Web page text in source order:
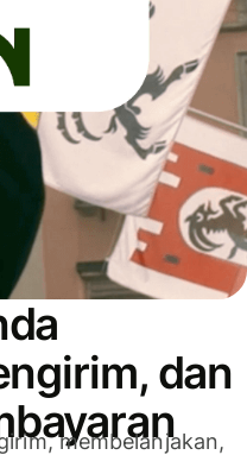
dan
membelanjakan,